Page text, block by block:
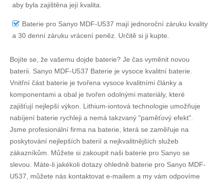
aby byla zajištěna její kvalita.
Baterie pro Sanyo MDF-U537 mají jednoroční záruku kvality
a 30 denní záruku vrácení peněz. Určitě si ji kupte.
Bojíte se, že vašemu dojde baterie? Je čas vyměnit novou
baterii. Sanyo MDF-U537 Baterie je vysoce kvalitní baterie.
Vnitřní část baterie je tvořena vysoce kvalitními články a
komponentami a obal je tvořen odolnými materiály, které
zajišťují nejlepší výkon. Lithium-iontová technologie umožňuje
nabíjení baterie rychleji a nemá takzvaný "paměťový efekt".
Jsme profesionální firma na baterie, která se zaměřuje na
poskytování nejlepších baterií a nejkvalitnějších služeb
zákazníkům. Můžete si zakoupit naši baterie pro Sanyo se
slevou. Máte-li jakékoli dotazy ohledně baterie pro Sanyo MDF-
U537, můžete nás kontaktovat e-mailem a my vám odpovíme